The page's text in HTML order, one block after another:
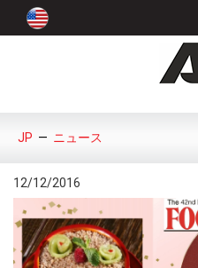
JP ニュース
12/12/2016